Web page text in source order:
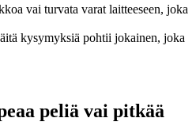
vai turvata varat laitteeseen, joka
kysymyksiä pohtii jokainen, joka
peliä vai pitkää